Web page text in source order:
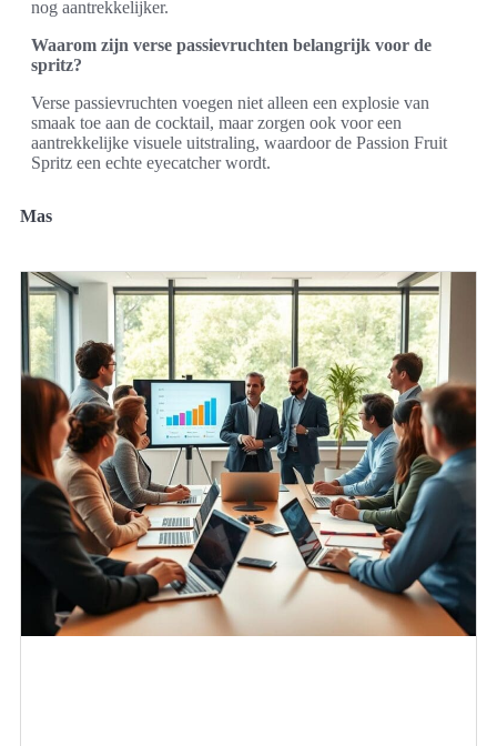
nog aantrekkelijker.
Waarom zijn verse passievruchten belangrijk voor de
spritz?
Verse passievruchten voegen niet alleen een explosie van
smaak toe aan de cocktail, maar zorgen ook voor een
aantrekkelijke visuele uitstraling, waardoor de Passion Fruit
Spritz een echte eyecatcher wordt.
Mas